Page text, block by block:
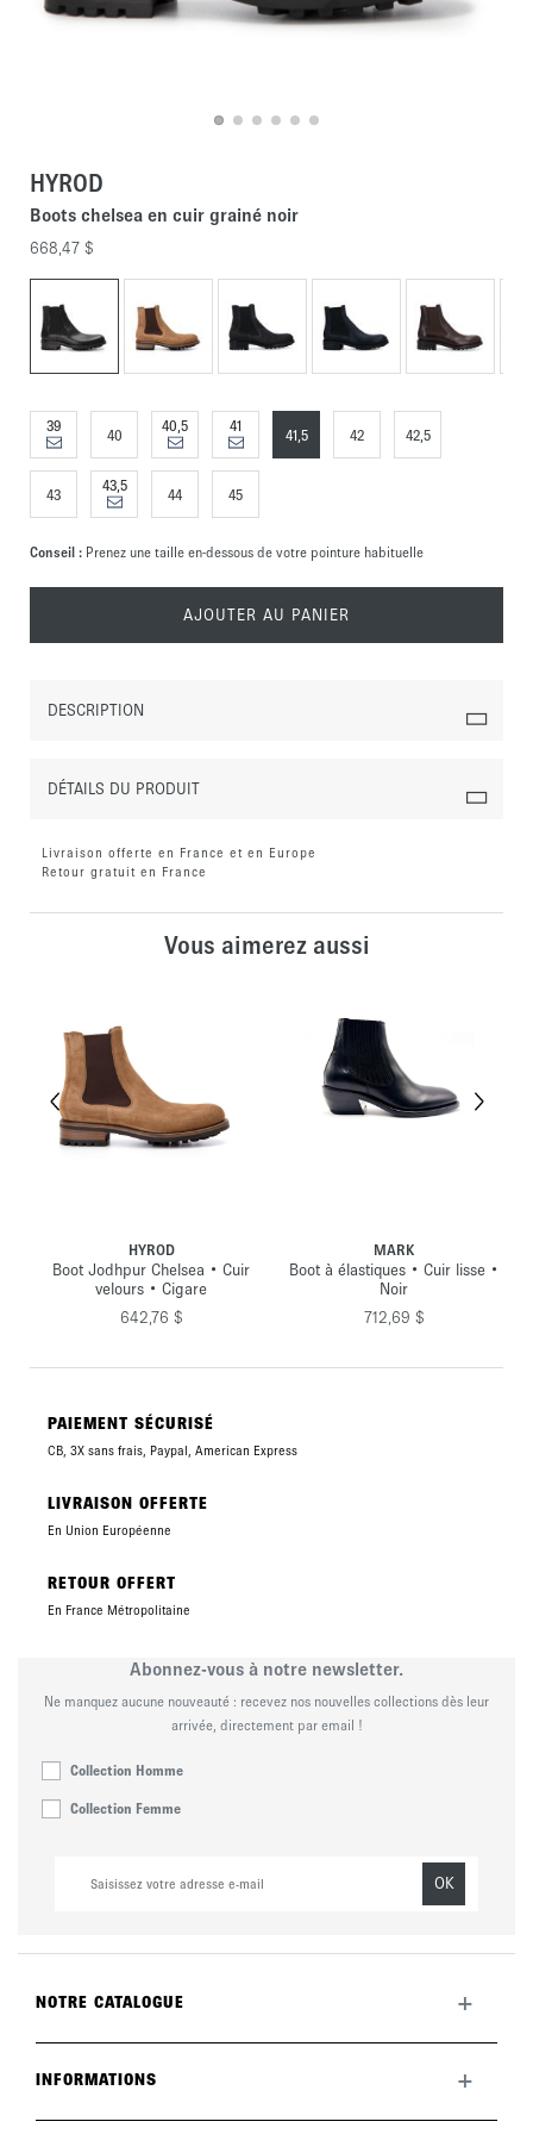
HYROD
Boots chelsea en cuir grainé noir
668,47 $
39
40
40,5 41
41,5 42 42,5
43
43,5
44 45
Conseil : Prenez une taille en-dessous de votre pointure habituelle
AJOUTER AU PANIER
DESCRIPTION
DÉTAILS DU PRODUIT
Livraison offerte en France et en Europe
Retour gratuit en France
Vous aimerez aussi
HYROD
Boot Jodhpur Chelsea • Cuir
velours • Cigare
642,76 $
MARK
Boot à élastiques • Cuir lisse •
Noir
712,69 $
PAIEMENT SÉCURISÉ
CB, 3X sans frais, Paypal, American Express
LIVRAISON OFFERTE
En Union Européenne
RETOUR OFFERT
En France Métropolitaine
Abonnez-vous à notre newsletter.
Ne manquez aucune nouveauté : recevez nos nouvelles collections dès leur
arrivée, directement par email !
Collection Homme
Collection Femme
OK
NOTRE CATALOGUE +
La marque
INFORMATIONS +